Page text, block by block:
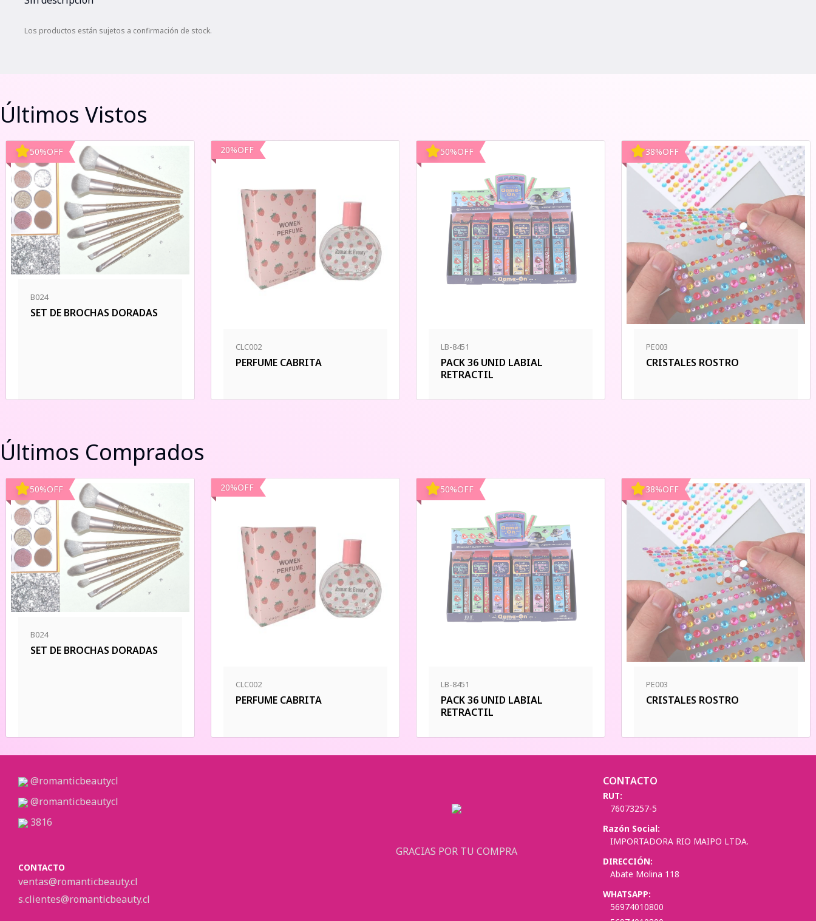
Los productos están sujetos a confirmación de stock.
Últimos Vistos
50%OFF
B024
SET DE BROCHAS DORADAS
20%OFF
CLC002
PERFUME CABRITA
50%OFF
LB-8451
PACK 36 UNID LABIAL
RETRACTIL
38%OFF
PE003
CRISTALES ROSTRO
Últimos Comprados
50%OFF
B024
SET DE BROCHAS DORADAS
20%OFF
CLC002
PERFUME CABRITA
50%OFF
LB-8451
PACK 36 UNID LABIAL
RETRACTIL
38%OFF
PE003
CRISTALES ROSTRO
@romanticbeautycl
@romanticbeautycl
3816
CONTACTO
ventas@romanticbeauty.cl
s.clientes@romanticbeauty.cl
GRACIAS POR TU COMPRA
CONTACTO
RUT:
76073257-5
Razón Social:
IMPORTADORA RIO MAIPO LTDA.
DIRECCIÓN:
Abate Molina 118
WHATSAPP:
56974010800